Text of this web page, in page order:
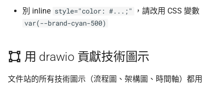
別 inline style="color: #...;" ，請改用 CSS 變數
var(--brand-cyan-500)
用 drawio 貢獻技術圖示
文件站的所有技術圖示（流程圖、架構圖、時間軸）都用